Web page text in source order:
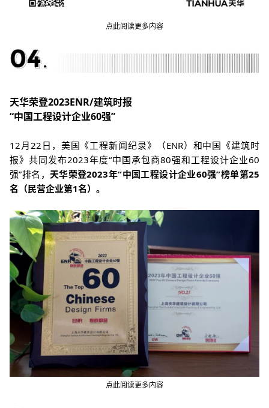
点此阅读更多内容
天华荣登2023ENR/建筑时报
“中国工程设计企业60强”
12月22日，美国《工程新闻纪录》（ENR）和中国《建筑时
报》共同发布2023年度“中国承包商80强和工程设计企业60
强”排名， 天华荣登2023年“中国工程设计企业60强”榜单第25
名（民营企业第1名）。
点此阅读更多内容